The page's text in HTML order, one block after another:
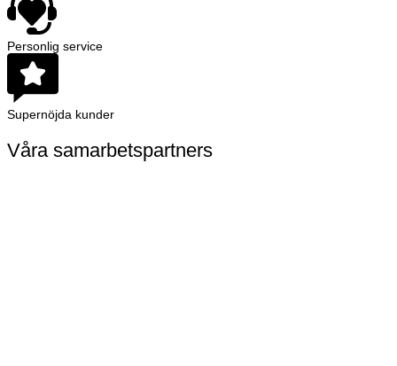
Personlig service
Supernöjda kunder
Våra samarbetspartners